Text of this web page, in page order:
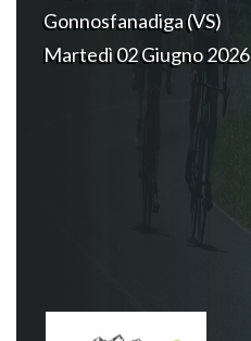
Gonnosfanadiga (VS)
Martedì 02 Giugno 2026